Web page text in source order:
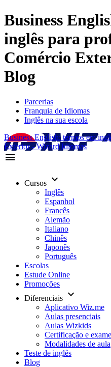
Business
inglês para
Comércio
Blog
Parcerias
Franquia de Idiomas
Inglês na sua escola
Business English: termos em
Exterior - Wizard Idiomas
menu
Cursos keyboard_arrow_down
Inglês
Espanhol
Francês
Alemão
Italiano
Chinês
Japonês
Português
Escolas
Estude Online
Promoções
Diferenciais keyboard_arrow_down
Aplicativo Wiz.me
Aulas presenciais
Aulas Wizkids
Certificação e
Modalidades de aula
Teste de inglês
Blog